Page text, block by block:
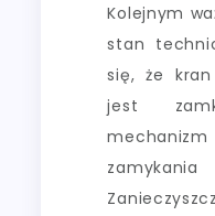
Kolejnym
stan
się, że
jest